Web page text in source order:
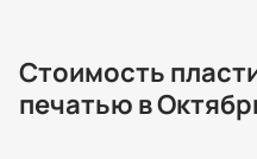
Стоимость
печатью в